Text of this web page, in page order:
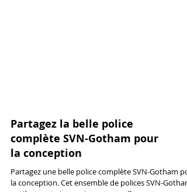
Partagez la belle police
complète SVN-Gotham pour
la conception